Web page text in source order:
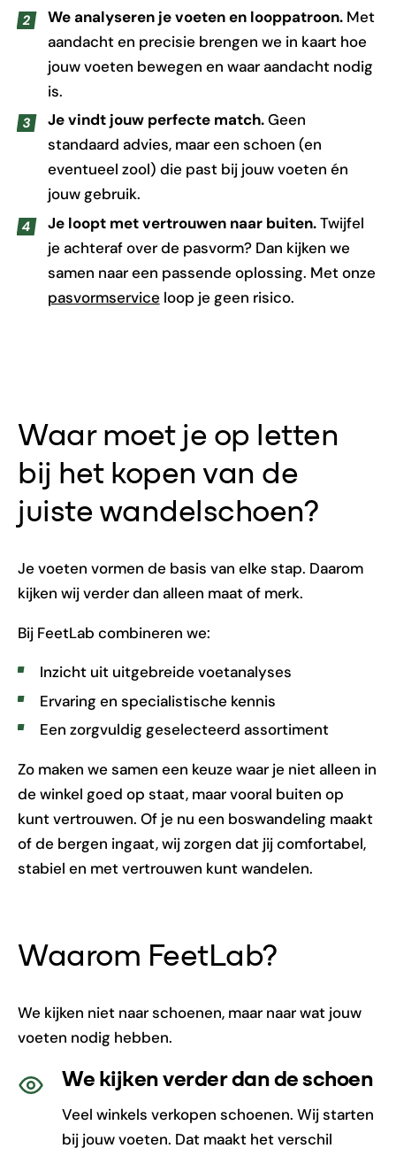
We analyseren je voeten en looppatroon.Met
aandacht en precisie brengen we in kaart hoe
jouw voeten bewegen en waar aandacht nodig
is.
Je vindt jouw perfecte match.Geen
standaard advies, maar een schoen (en
eventueel zool) die past bij jouw voeten én
jouw gebruik.
Je loopt met vertrouwen naar buiten.Twijfel
je achteraf over de pasvorm? Dan kijken we
samen naar een passende oplossing. Met onze
pasvormserviceloop je geen risico.
Waar moet je op letten
bij het kopen van de
juiste wandelschoen?
Je voeten vormen de basis van elke stap. Daarom
kijken wij verder dan alleen maat of merk.
Bij FeetLab combineren we:
Inzicht uit uitgebreide voetanalyses
Ervaring en specialistische kennis
Een zorgvuldig geselecteerd assortiment
Zo maken we samen een keuze waar je niet alleen in
de winkel goed op staat, maar vooral buiten op
kunt vertrouwen. Of je nu een boswandeling maakt
of de bergen ingaat, wij zorgen dat jij comfortabel,
stabiel en met vertrouwen kunt wandelen.
Waarom FeetLab?
We kijken niet naar schoenen, maar naar wat jouw
voeten nodig hebben.
We kijken verder dan de schoen
Veel winkels verkopen schoenen. Wij starten
bij jouw voeten. Dat maakt het verschil